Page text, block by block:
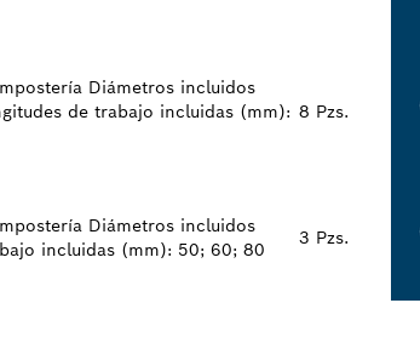
Diámetros incluidos
de trabajo incluidas (mm): 8 Pzs.
Diámetros incluidos
incluidas (mm): 50; 60; 80
3 Pzs.